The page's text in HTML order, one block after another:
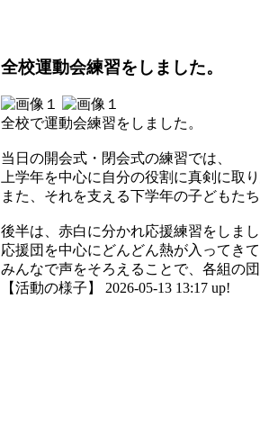
全校運動会練習をしました。
全校で運動会練習をしました。
当日の開会式・閉会式の練習では、
上学年を中心に自分の役割に真剣に取
また、それを支える下学年の子どもた
後半は、赤白に分かれ応援練習をしまし
応援団を中心にどんどん熱が入ってきて
みんなで声をそろえることで、各組の
【活動の様子】 2026-05-13 13:17 up!